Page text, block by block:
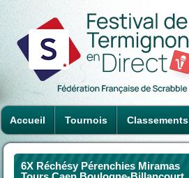
Accueil Tournois Classements
6X Réchésy Pérenchies Miramas